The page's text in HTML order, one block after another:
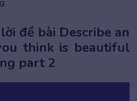
đề bài Describe an
think is beautiful
part 2